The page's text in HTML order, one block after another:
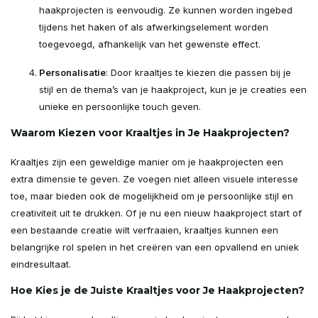
haakprojecten is eenvoudig. Ze kunnen worden ingebed
tijdens het haken of als afwerkingselement worden
toegevoegd, afhankelijk van het gewenste effect.
Personalisatie: Door kraaltjes te kiezen die passen bij je
stijl en de thema’s van je haakproject, kun je je creaties een
unieke en persoonlijke touch geven.
Waarom Kiezen voor Kraaltjes in Je Haakprojecten?
Kraaltjes zijn een geweldige manier om je haakprojecten een
extra dimensie te geven. Ze voegen niet alleen visuele interesse
toe, maar bieden ook de mogelijkheid om je persoonlijke stijl en
creativiteit uit te drukken. Of je nu een nieuw haakproject start of
een bestaande creatie wilt verfraaien, kraaltjes kunnen een
belangrijke rol spelen in het creëren van een opvallend en uniek
eindresultaat.
Hoe Kies je de Juiste Kraaltjes voor Je Haakprojecten?